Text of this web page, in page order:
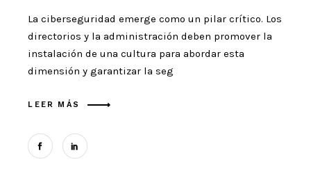
La ciberseguridad emerge como un pilar crítico. Los
directorios y la administración deben promover la
instalación de una cultura para abordar esta
dimensión y garantizar la seg
LEER MÁS